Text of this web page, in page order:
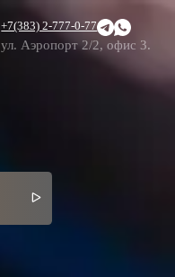
+7(383) 2-777-0-77
ул. Аэропорт 2/2, офис 3.